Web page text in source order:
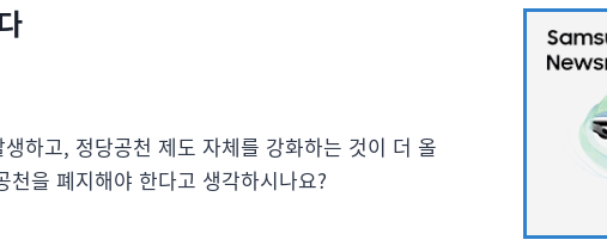
하고, 정당공천 제도 자체를 강화하는 것이 더 올
을 폐지해야 한다고 생각하시나요?